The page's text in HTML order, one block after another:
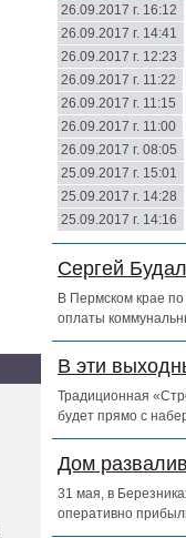
26.09.2017 г. 16:12
26.09.2017 г. 14:41
26.09.2017 г. 12:23
26.09.2017 г. 11:22
26.09.2017 г. 11:15
26.09.2017 г. 11:00
26.09.2017 г. 08:05
25.09.2017 г. 15:01
25.09.2017 г. 14:28
25.09.2017 г. 14:16
Сергей
В Пермском крае
оплаты
В эти
Традиционная
будет прямо с
Дом
31 мая, в
оперативно